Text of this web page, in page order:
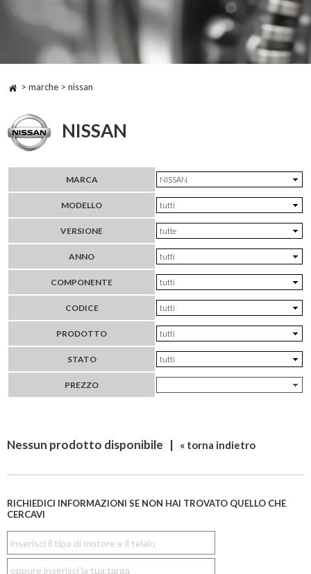
> marche > nissan
NISSAN
MARCA
MODELLO
VERSIONE
ANNO
COMPONENTE
CODICE
PRODOTTO
STATO
PREZZO
Nessun prodotto disponibile | « torna indietro
RICHIEDICI INFORMAZIONI SE NON HAI TROVATO QUELLO CHE
CERCAVI